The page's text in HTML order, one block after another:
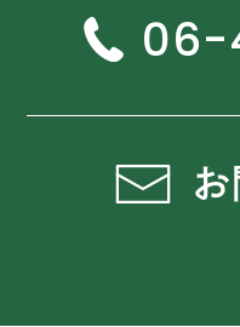
06-